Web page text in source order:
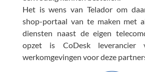
Het is wens van Telador om
shop-portaal van te maken met
diensten naast de eigen
opzet is CoDesk leverancier
werkomgevingen voor deze